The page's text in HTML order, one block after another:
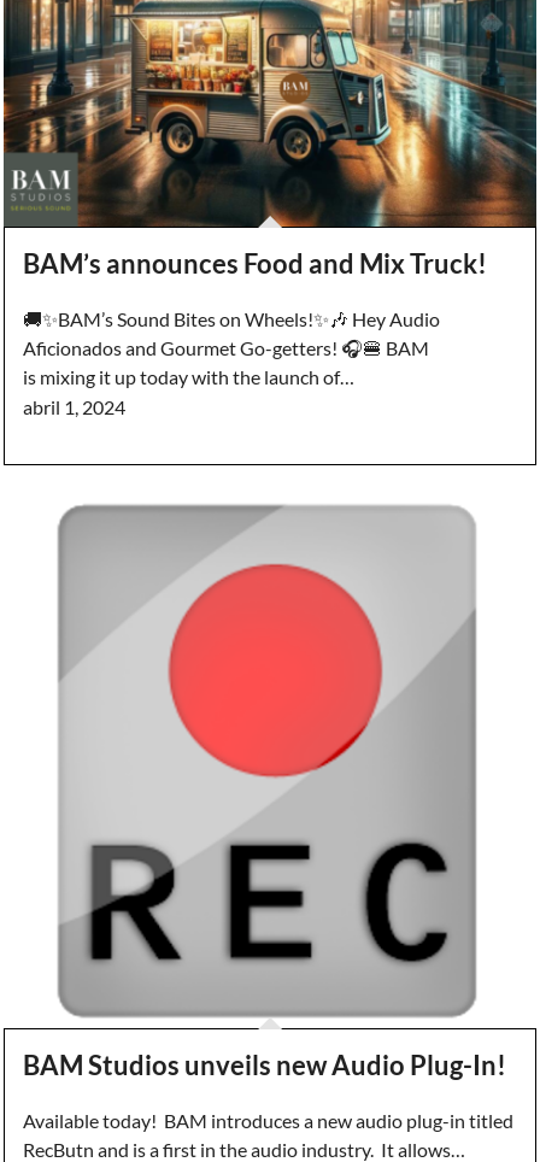
BAM’s announces Food and Mix Truck!
🚚✨BAM’s Sound Bites on Wheels!✨🎶 Hey Audio
Aficionados and Gourmet Go-getters! 🎧🍔 BAM
is mixing it up today with the launch of…
abril 1, 2024
BAM Studios unveils new Audio Plug-In!
Available today! BAM introduces a new audio plug-in titled
RecButn and is a first in the audio industry. It allows…